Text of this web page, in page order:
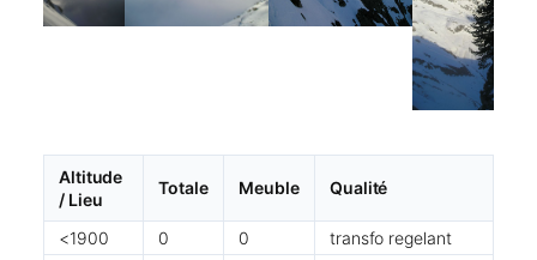
Altitude
/ Lieu
Totale Meuble Qualité
<1900 0 0 transfo regelant